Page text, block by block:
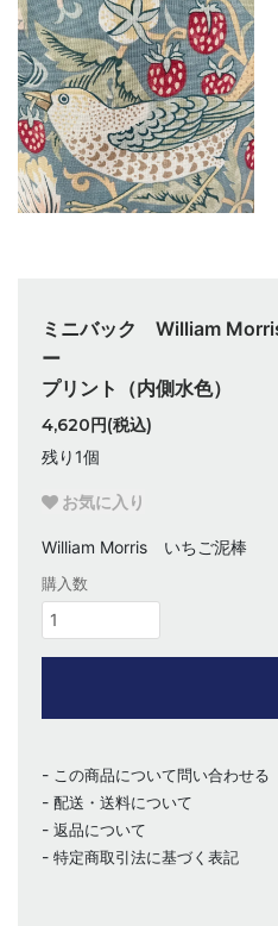
ミニバック William
プリント（内側水色）
4,620円(税込)
残り1個
お気に入り
William Morris いちご泥棒
購入数
この商品について問い合わせる
配送・送料について
返品について
特定商取引法に基づく表記